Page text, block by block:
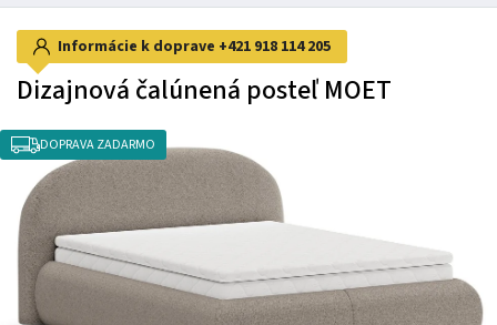
Informácie k doprave +421 918 114 205
Dizajnová čalúnená posteľ MOET
DOPRAVA ZADARMO